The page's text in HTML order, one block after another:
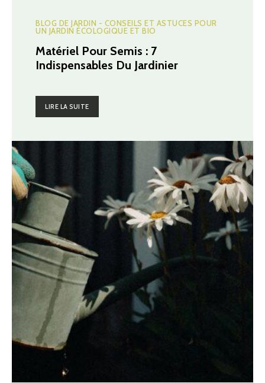
BLOG DE JARDIN - CONSEILS ET ASTUCES POUR
UN JARDIN ÉCOLOGIQUE ET BIO
Matériel Pour Semis : 7
Indispensables Du Jardinier
LIRE LA SUITE